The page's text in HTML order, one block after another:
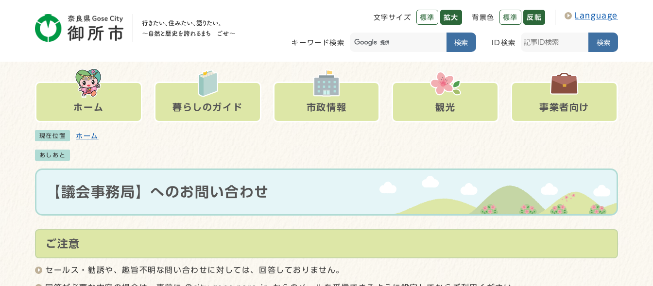
文字サイズ 標準 拡大 背景色 標準 反転 Language
キーワード検索 検索 ID検索 検索
ホーム 暮らしのガイド 市政情報 観光 事業者向け
現在位置 ホーム
あしあと
【議会事務局】へのお問い合わせ
ご注意
セールス・勧誘や、趣旨不明な問い合わせに対しては、回答しておりません。